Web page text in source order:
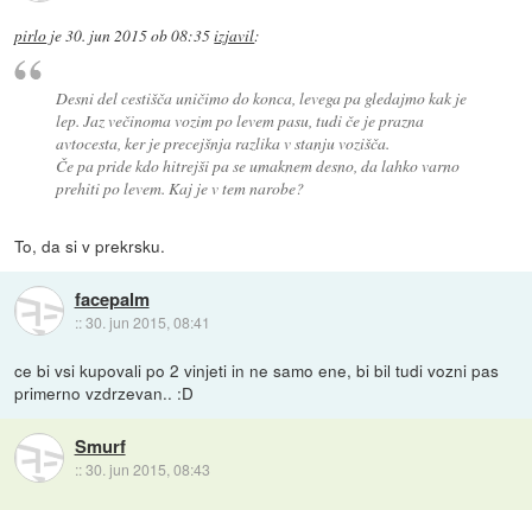
pirlo je30. jun 2015 ob 08:35izjavil:
Desni del cestišča uničimo do konca, levega pa gledajmo kak je
lep. Jaz večinoma vozim po levem pasu, tudi če je prazna
avtocesta, ker je precejšnja razlika v stanju vozišča.
Če pa pride kdo hitrejši pa se umaknem desno, da lahko varno
prehiti po levem. Kaj je v tem narobe?
To, da si v prekrsku.
facepalm
::30. jun 2015, 08:41
ce bi vsi kupovali po 2 vinjeti in ne samo ene, bi bil tudi vozni pas
primerno vzdrzevan.. :D
Smurf
::30. jun 2015, 08:43